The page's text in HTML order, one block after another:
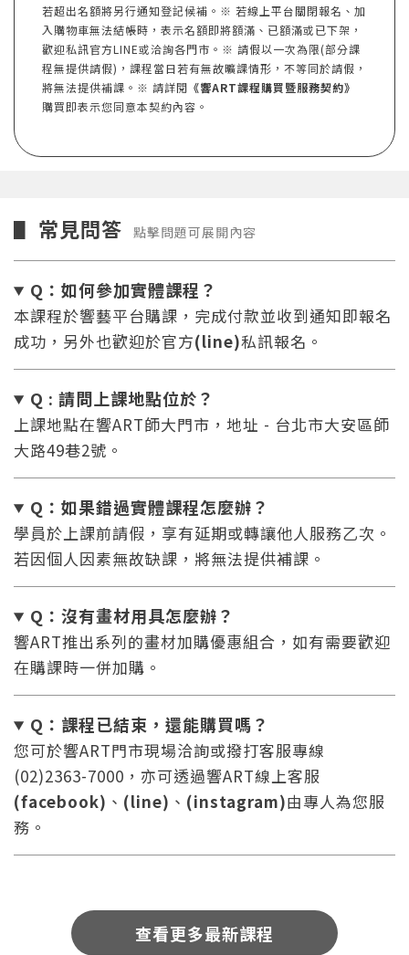
您將收到一封Email，請依照信件中的指示重新登
入。
系統偵測到您的帳號重複登入，
點擊下方「確定」將前一位使用者強制登出。
若超出名額將另行通知登記候補。※ 若線上平台關閉報名、加
入購物車無法結帳時，表示名額即將額滿、已額滿或已下架，
歡迎私訊官方LINE或洽詢各門市。※ 請假以一次為限(部分課
程無提供請假)，課程當日若有無故曠課情形，不等同於請假，
將無法提供補課。※ 請詳閱 《響ART課程購買暨服務契約》
購買即表示您同意本契約內容。
▋ 常見問答 點擊問題可展開內容
Q：如何參加實體課程？
本課程於響藝平台購課，完成付款並收到通知即報名
成功，另外也歡迎於官方(line)私訊報名。
Q : 請問上課地點位於？
上課地點在響ART師大門市，地址 - 台北市大安區師
大路49巷2號。
Q：如果錯過實體課程怎麼辦？
學員於上課前請假，享有延期或轉讓他人服務乙次。
若因個人因素無故缺課，將無法提供補課。
Q：沒有畫材用具怎麼辦？
響ART推出系列的畫材加購優惠組合，如有需要歡迎
在購課時一併加購。
Q：課程已結束，還能購買嗎？
您可於響ART門市現場洽詢或撥打客服專線
(02)2363-7000，亦可透過響ART線上客服
(facebook) 、 (line) 、 (instagram)由專人為您服
務。
查看更多最新課程